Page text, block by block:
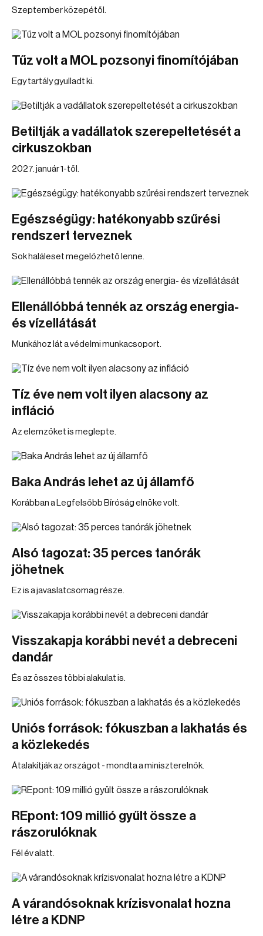
Szeptember közepétől.
Tűz volt a MOL pozsonyi finomítójában
Egy tartály gyulladt ki.
Betiltják a vadállatok szerepeltetését a
cirkuszokban
2027. január 1-től.
Egészségügy: hatékonyabb szűrési
rendszert terveznek
Sok haláleset megelőzhető lenne.
Ellenállóbbá tennék az ország energia-
és vízellátását
Munkához lát a védelmi munkacsoport.
Tíz éve nem volt ilyen alacsony az
infláció
Az elemzőket is meglepte.
Baka András lehet az új államfő
Korábban a Legfelsőbb Bíróság elnöke volt.
Alsó tagozat: 35 perces tanórák
jöhetnek
Ez is a javaslatcsomag része.
Visszakapja korábbi nevét a debreceni
dandár
És az összes többi alakulat is.
Uniós források: fókuszban a lakhatás és
a közlekedés
Átalakítják az országot - mondta a miniszterelnök.
REpont: 109 millió gyűlt össze a
rászorulóknak
Fél év alatt.
A várandósoknak krízisvonalat hozna
létre a KDNP